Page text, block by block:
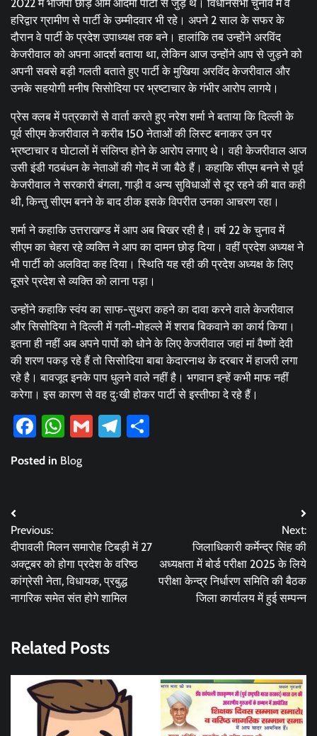
2022 में भाजपा छोड़ आम आदमी पार्टी से जुड़े थे। विधानसभा चुनाव में वे
हरिद्वार ग्रामीण से पार्टी के उम्मीदवार भी रहे। अपने 2 साल के सफर के
दौरान वे पार्टी के प्रदेश उपाध्यक्ष तक बने। हालांकि तब उन्होंने अरविंद
केजरीवाल को अपना आदर्श बताया था, लेकिन आज उन्होंने आप से जुड़ने को
अपनी सबसे बड़ी गलती बताते हुए पार्टी के मुखिया अरविंद केजरीवाल और
उनके सहयोगी मनीष सिसोदिया पर भ्रष्टाचार के गंभीर आरोप लागये।
प्रेस क्लब में पत्रकारों से वार्ता करते हुए नरेश शर्मा ने बताया कि दिल्ली के
पूर्व सीएम केजरीवाल ने करीब 150 नेताओं की लिस्ट बनाकर उन पर
भ्रष्टाचार व घोटालों में संलिप्त होने के आरोप लगाए थे। वही केजरीवाल आज
उसी इंडी गठबंधन के नेताओं की गोद में जा बैठे हैं। कहाकि सीएम बनने से पूर्व
केजरीवाल ने सरकारी बंगला, गाड़ी व अन्य सुविधाओं से दूर रहने की बात कही
थी, किन्तु सीएम बनने के बाद ठीक इसके विपरीत उनका आचरण रहा।
शर्मा ने कहाकि उत्तराखण्ड में आप अब बिखर रही है। वर्ष 22 के चुनाव में
सीएम का चेहरा रहे व्यक्ति ने आप का दामन छोड़ दिया। वहीं प्रदेश अध्यक्ष ने
भी पार्टी को अलविदा कह दिया। स्थिति यह रही की प्रदेश अध्यक्ष के लिए
दूसरे प्रदेश से व्यक्ति को लाना पड़ा।
उन्होंने कहाकि स्वंय का साफ-सुथरा कहने का दावा करने वाले केजरीवाल
और सिसोदिया ने दिल्ली में गली-मोहल्ले में शराब बिकवाने का कार्य किया।
इतना ही नहीं अब अपने पापों को धोने के लिए केजरीवाल जहां मां वैष्णों देवी
की शरण पकड़ रहे हैं तो सिसोदिया बाबा केदारनाथ के दरबार में हाजरी लगा
रहे है। बावजूद इनके पाप धुलने वाले नहीं है। भगवान इन्हें कभी माफ नहीं
करेगा। इस कारण से वह दुःखी होकर पार्टी से इस्तीफा दे रहे हैं।
Facebook
WhatsApp
GmailTelegram
Posted in Blog
Post
navigation
Previous:
दीपावली मिलन समारोह टिबड़ी में 27
अक्टूबर को होगा प्रदेश के वरिष्ठ
कांग्रेसी नेता, विधायक, प्रबुद्ध
नागरिक समेत संत होगे शामिल
Next:
जिलाधिकारी कर्मेन्द्र सिंह की
अध्यक्षता में बोर्ड परीक्षा 2025 के लिये
परीक्षा केन्द्र निर्धारण समिति की बैठक
जिला कार्यालय में हुई सम्पन्न
Related Posts